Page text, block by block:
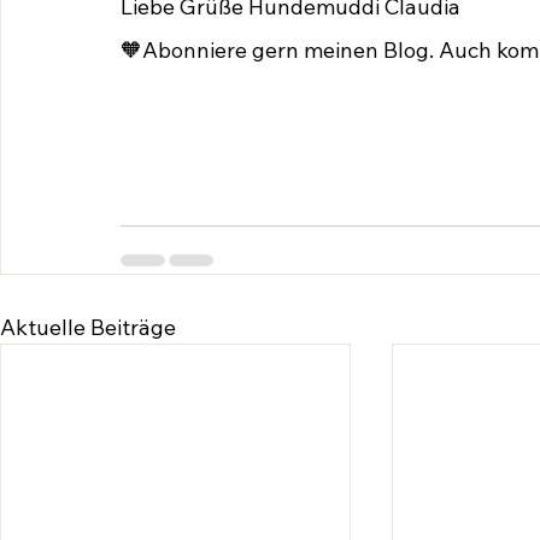
Liebe Grüße Hundemuddi Claudia
🧡Abonniere gern meinen Blog. Auch
Aktuelle Beiträge